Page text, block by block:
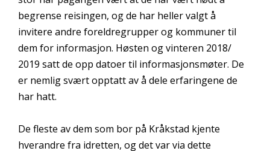
begrense reisingen, og de har heller valgt å
invitere andre foreldregrupper og kommuner til
dem for informasjon. Høsten og vinteren 2018/
2019 satt de opp datoer til informasjonsmøter. De
er nemlig svært opptatt av å dele erfaringene de
har hatt.
De fleste av dem som bor på Kråkstad kjente
hverandre fra idretten, og det var via dette